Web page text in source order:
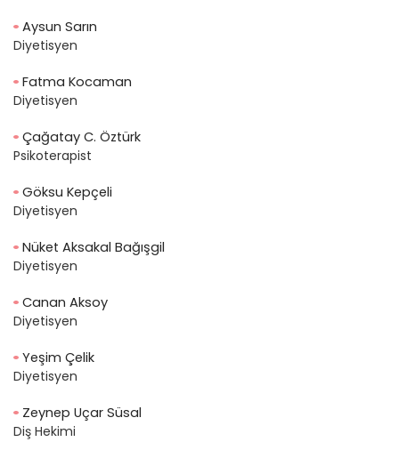
Aysun Sarın
Diyetisyen
Fatma Kocaman
Diyetisyen
Çağatay C. Öztürk
Psikoterapist
Göksu Kepçeli
Diyetisyen
Nüket Aksakal Bağışgil
Diyetisyen
Canan Aksoy
Diyetisyen
Yeşim Çelik
Diyetisyen
Zeynep Uçar Süsal
Diş Hekimi